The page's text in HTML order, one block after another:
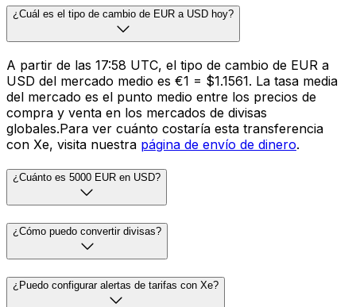
¿Cuál es el tipo de cambio de EUR a USD hoy?
A partir de las 17:58 UTC, el tipo de cambio de EUR a
USD del mercado medio es €1 = $1.1561. La tasa media
del mercado es el punto medio entre los precios de
compra y venta en los mercados de divisas
globales.Para ver cuánto costaría esta transferencia
con Xe, visita nuestra página de envío de dinero.
¿Cuánto es 5000 EUR en USD?
¿Cómo puedo convertir divisas?
¿Puedo configurar alertas de tarifas con Xe?